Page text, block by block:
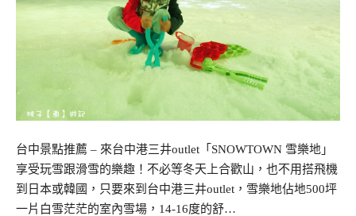
台中景點推薦 – 來台中港三井outlet「SNOWTOWN 雪樂地」
享受玩雪跟滑雪的樂趣！不必等冬天上合歡山，也不用搭飛機
到日本或韓國，只要來到台中港三井outlet，雪樂地佔地500坪
一片白雪茫茫的室內雪場，14-16度的舒…